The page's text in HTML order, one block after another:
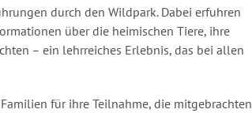
durch den Wildpark. Dabei erfuhren
über die heimischen Tiere, ihre
– ein lehrreiches Erlebnis, das bei allen
für ihre Teilnahme, die mitgebrachten